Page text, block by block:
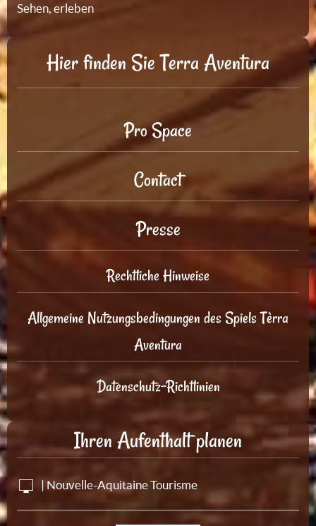
Sehen, erleben
Hier finden Sie Terra Aventura
Pro Space
Contact
Presse
Rechtliche Hinweise
Allgemeine Nutzungsbedingungen des Spiels Tèrra
Aventura
Datenschutz-Richtlinien
Ihren Aufenthalt planen
| Nouvelle-Aquitaine Tourisme